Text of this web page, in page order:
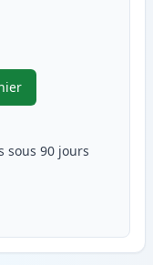
de 4 Brother LC229 &
sous 90 jours